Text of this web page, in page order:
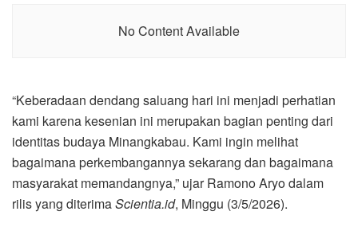
No Content Available
“Keberadaan dendang saluang hari ini menjadi perhatian
kami karena kesenian ini merupakan bagian penting dari
identitas budaya Minangkabau. Kami ingin melihat
bagaimana perkembangannya sekarang dan bagaimana
masyarakat memandangnya,” ujar Ramono Aryo dalam
rilis yang diterimaScientia.id, Minggu (3/5/2026).